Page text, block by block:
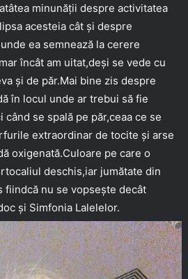
minunății despre activitatea
acesteia cât și despre
ea semnează la cerere
încât am uitat,deși se vede cu
și de păr.Mai bine zis despre
în locul unde ar trebui să fie
când se spală pe păr,ceaa ce se
extraordinar de tocite și arse
oxigenată.Culoare pe care o
deschis,iar jumătate din
fiindcă nu se vopsește decât
și Simfonia Lalelelor.